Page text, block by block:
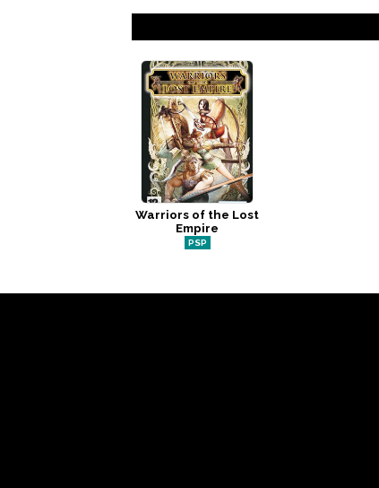
Warriors of the Lost
Empire
PSP